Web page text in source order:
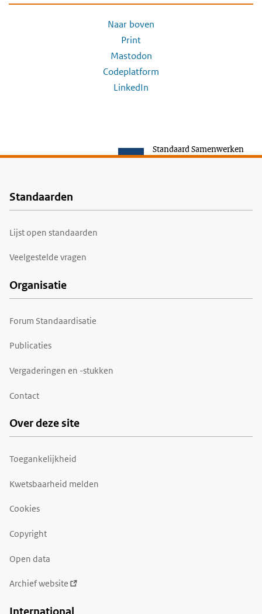
Naar boven
Print
Mastodon
Codeplatform
LinkedIn
Standaard Samenwerken
Voet
Standaarden
Lijst open standaarden
Veelgestelde vragen
Organisatie
Forum Standaardisatie
Publicaties
Vergaderingen en -stukken
Contact
Over deze site
Toegankelijkheid
Kwetsbaarheid melden
Cookies
Copyright
Open data
Archief website